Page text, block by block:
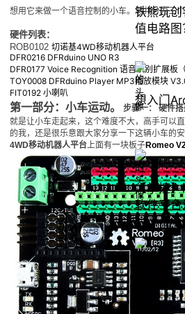
想用它来做一个语音控制的小车。总共分为三
硬件列表：
ROB0102切诺基4WD移动机器人平台
DFR0216 DFRduino UNO R3
DFR0177 Voice Recognition 语音识别扩展板
TOY0008 DFRduino Player MP3播放模块
FIT0192 小喇叭
第一部分：小车运动。 步骤一： 硬件搭
就是让小车走起来，这个难度不大，高手可以
的我，还是很乐意跟大家分享一下这辆小车的安
4WD移动机器人平台上面有一块板子Romeo
铁熊玩
值电路图
想入门
【掌控
软件平